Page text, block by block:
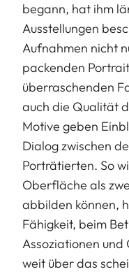
begann, hat ihm
Ausstellungen
Aufnahmen nicht
packenden
überraschenden
auch die Qualität
Motive geben
Dialog zwischen
Porträtierten. So
Oberfläche als
abbilden können,
Fähigkeit, beim
Assoziationen und
weit über das